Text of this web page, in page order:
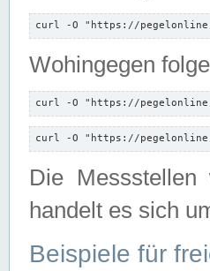
curl -O "https://
Wohingegen
curl -O "https://
curl -O "https://
Die
handelt es sich
Beispiele für